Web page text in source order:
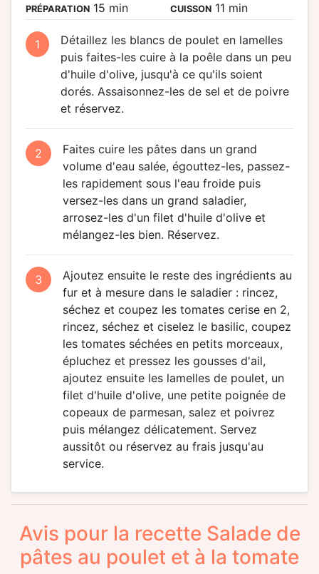
PRÉPARATION 15 min CUISSON 11 min
1
Détaillez les blancs de poulet en lamelles
puis faites-les cuire à la poêle dans un peu
d'huile d'olive, jusqu'à ce qu'ils soient
dorés. Assaisonnez-les de sel et de poivre
et réservez.
2
Faites cuire les pâtes dans un grand
volume d'eau salée, égouttez-les, passez-
les rapidement sous l'eau froide puis
versez-les dans un grand saladier,
arrosez-les d'un filet d'huile d'olive et
mélangez-les bien. Réservez.
3
Ajoutez ensuite le reste des ingrédients au
fur et à mesure dans le saladier : rincez,
séchez et coupez les tomates cerise en 2,
rincez, séchez et ciselez le basilic, coupez
les tomates séchées en petits morceaux,
épluchez et pressez les gousses d'ail,
ajoutez ensuite les lamelles de poulet, un
filet d'huile d'olive, une petite poignée de
copeaux de parmesan, salez et poivrez
puis mélangez délicatement. Servez
aussitôt ou réservez au frais jusqu'au
service.
Avis pour la recette Salade de
pâtes au poulet et à la tomate